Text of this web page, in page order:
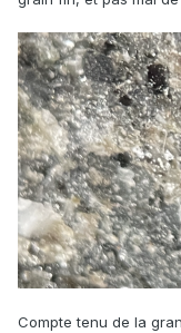
Compte tenu de la